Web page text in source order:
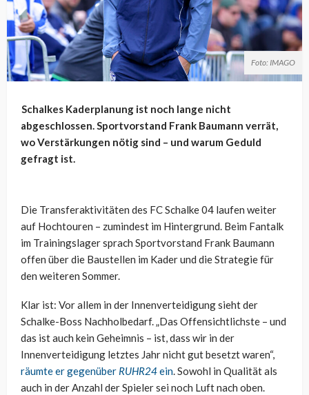
Foto: IMAGO
Schalkes Kaderplanung ist noch lange nicht
abgeschlossen. Sportvorstand Frank Baumann verrät,
wo Verstärkungen nötig sind – und warum Geduld
gefragt ist.
Die Transferaktivitäten des FC Schalke 04 laufen weiter
auf Hochtouren – zumindest im Hintergrund. Beim Fantalk
im Trainingslager sprach Sportvorstand Frank Baumann
offen über die Baustellen im Kader und die Strategie für
den weiteren Sommer.
Klar ist: Vor allem in der Innenverteidigung sieht der
Schalke-Boss Nachholbedarf. „Das Offensichtlichste – und
das ist auch kein Geheimnis – ist, dass wir in der
Innenverteidigung letztes Jahr nicht gut besetzt waren“,
räumte er gegenüber RUHR24ein. Sowohl in Qualität als
auch in der Anzahl der Spieler sei noch Luft nach oben.